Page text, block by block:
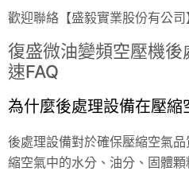
歡迎聯絡【盛毅實業股份有公
復盛微油變頻空壓機
速FAQ
為什麼後處理設備在壓縮
後處理設備對於確保壓縮空氣
縮空氣中的水分、油分、固體